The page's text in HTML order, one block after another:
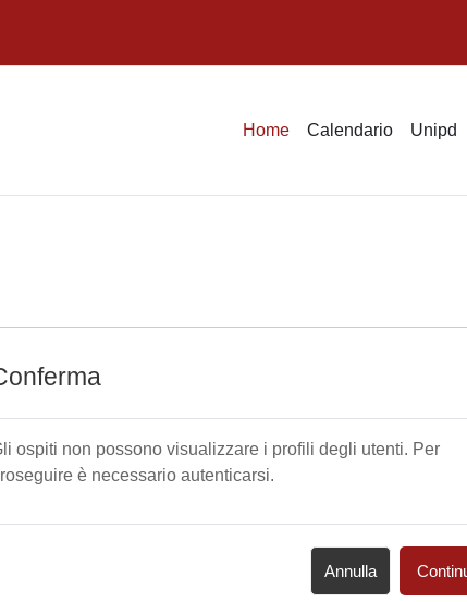
Home Calendario Unipd
ospiti non possono visualizzare i profili degli utenti. Per
è necessario autenticarsi.
Annulla